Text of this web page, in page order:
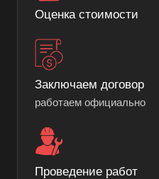
Оценка стоимости
Заключаем договор
работаем официально
Проведение работ